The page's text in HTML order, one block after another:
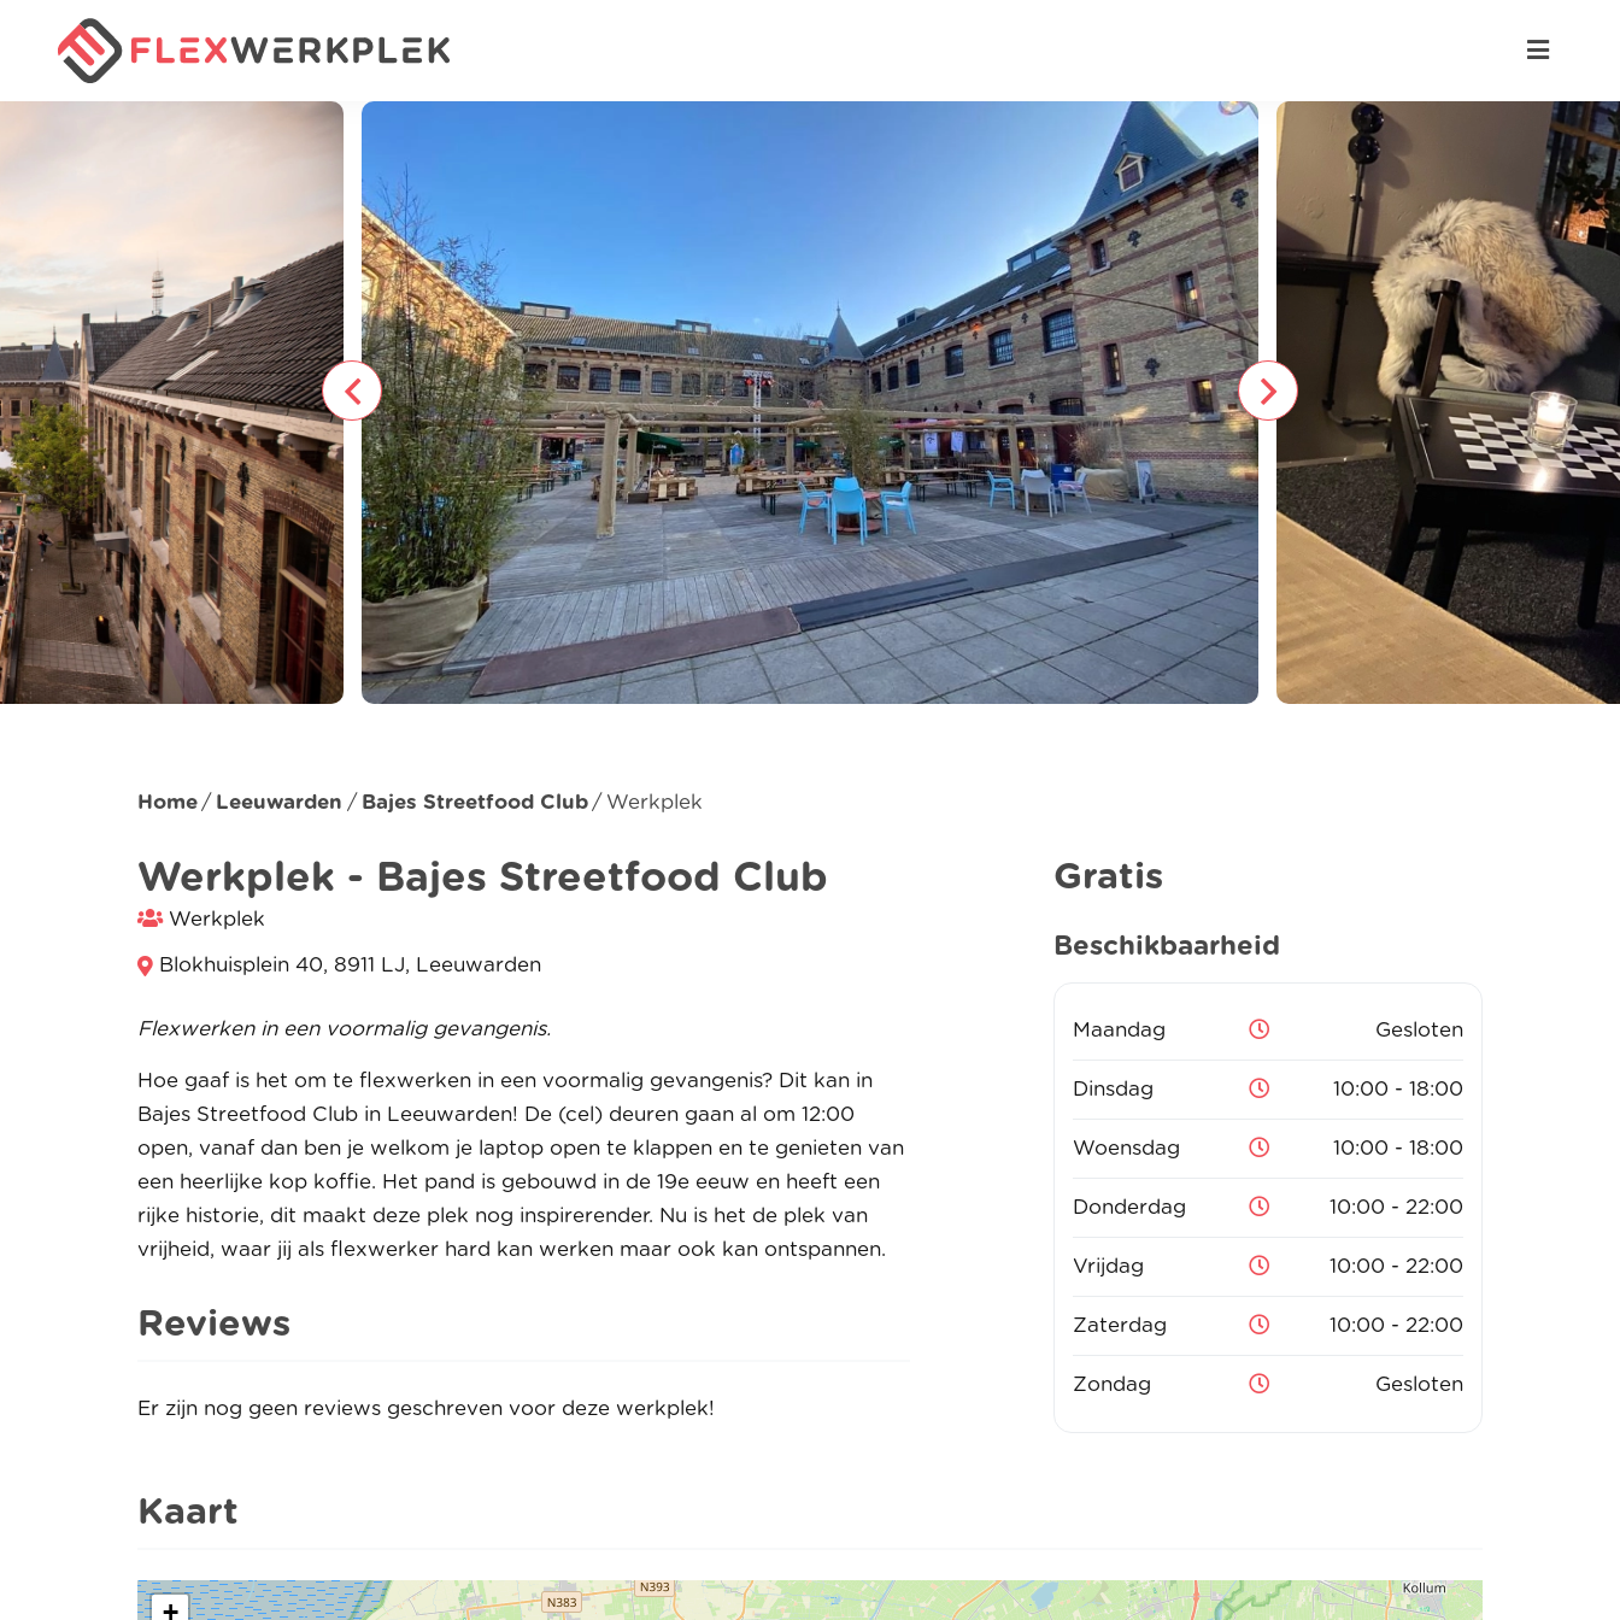
Home Leeuwarden Bajes Streetfood Club Werkplek
Werkplek - Bajes Streetfood Club
Werkplek
Blokhuisplein 40, 8911 LJ, Leeuwarden
Flexwerken in een voormalig gevangenis.
Hoe gaaf is het om te flexwerken in een voormalig gevangenis? Dit kan in
Bajes Streetfood Club in Leeuwarden! De (cel) deuren gaan al om 12:00
open, vanaf dan ben je welkom je laptop open te klappen en te genieten van
een heerlijke kop koffie. Het pand is gebouwd in de 19e eeuw en heeft een
rijke historie, dit maakt deze plek nog inspirerender. Nu is het de plek van
vrijheid, waar jij als flexwerker hard kan werken maar ook kan ontspannen.
Reviews
Er zijn nog geen reviews geschreven voor deze werkplek!
Gratis
Beschikbaarheid
Maandag Gesloten
Dinsdag 10:00 - 18:00
Woensdag 10:00 - 18:00
Donderdag 10:00 - 22:00
Vrijdag 10:00 - 22:00
Zaterdag 10:00 - 22:00
Zondag Gesloten
Kaart
+